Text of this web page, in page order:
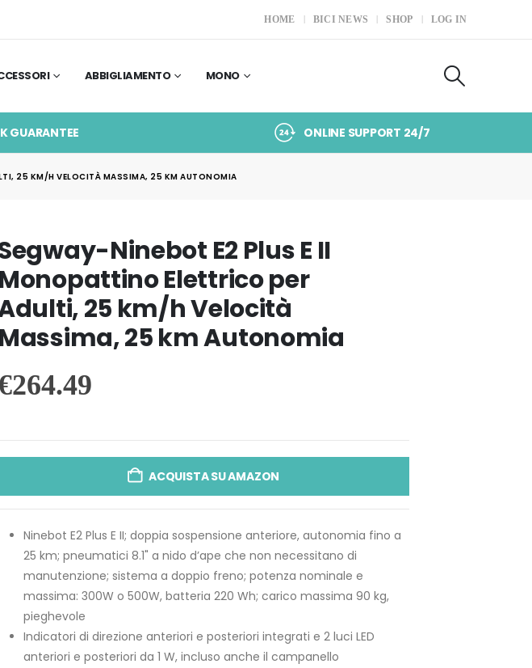
HOME BICI NEWS SHOP LOG IN
ABBIGLIAMENTO MONO
GUARANTEE ONLINE SUPPORT 24/7
25 KM/H VELOCITÀ MASSIMA, 25 KM AUTONOMIA
Ninebot E2 Plus E II
Monopattino Elettrico per
25 km/h Velocità
Massima, 25 km Autonomia
264.49
ACQUISTA SU AMAZON
Ninebot E2 Plus E II; doppia sospensione anteriore, autonomia fino a
25 km; pneumatici 8.1" a nido d’ape che non necessitano di
manutenzione; sistema a doppio freno; potenza nominale e
massima: 300W o 500W, batteria 220 Wh; carico massima 90 kg,
pieghevole
Indicatori di direzione anteriori e posteriori integrati e 2 luci LED
anteriori e posteriori da 1 W, incluso anche il campanello